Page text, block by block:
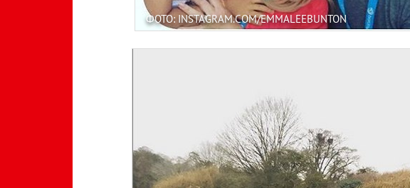
ФОТО: INSTAGRAM.COM/EMMALEEBUNTON